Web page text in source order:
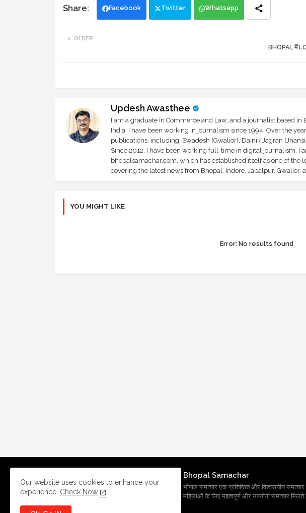
Facebook Twitter Whatsapp
BHOPAL में
OLDER
Updesh Awasthee
I am a graduate in Commerce and Law, and a journalist based in
India. I have been working in journalism since 1994. Over the
publications, including: Swadesh (Gwalior), Dainik Jagran
Since 2012, I have been working full-time in digital journalism. I
bhopalsamachar.com, which has established itself as one of the
covering the latest news from Bhopal, Indore, Jabalpur, Gwalior,
YOU MIGHT LIKE
Error:No results found
Bhopal Samachar
भोपाल समाचार एक प्रतिष्ठित और विश्वसनीय समाचार
महिलाओं के लिए महत्वपूर्ण और उपयोगी समाचार मिलते
Our website uses cookies to enhance your
experience. Check Now